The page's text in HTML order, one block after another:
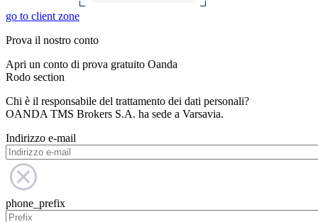
go to client zone
Prova il nostro conto
Apri un conto di prova gratuito Oanda
Rodo section
Chi è il responsabile del trattamento dei dati personali?
OANDA TMS Brokers S.A. ha sede a Varsavia.
Indirizzo e-mail
phone_prefix